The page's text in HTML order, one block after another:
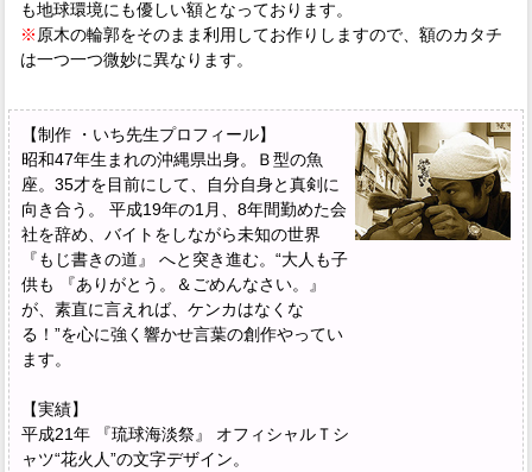
も地球環境にも優しい額となっております。
※ 原木の輪郭をそのまま利用してお作りしますので、額のカタチ
は一つ一つ微妙に異なります。
【制作 ・いち先生プロフィール】
昭和47年生まれの沖縄県出身。Ｂ型の魚
座。35才を目前にして、自分自身と真剣に
向き合う。 平成19年の1月、8年間勤めた会
社を辞め、バイトをしながら未知の世界
『もじ書きの道』 へと突き進む。“大人も子
供も 『ありがとう。＆ごめんなさい。』
が、素直に言えれば、ケンカはなくな
る！”を心に強く響かせ言葉の創作やってい
ます。
【実績】
平成21年 『琉球海淡祭』 オフィシャルＴシ
ャツ“花火人”の文字デザイン。